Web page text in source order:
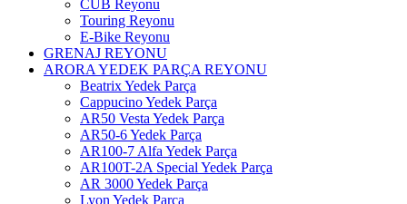
CUB Reyonu
Touring Reyonu
E-Bike Reyonu
GRENAJ REYONU
ARORA YEDEK PARÇA REYONU
Beatrix Yedek Parça
Cappucino Yedek Parça
AR50 Vesta Yedek Parça
AR50-6 Yedek Parça
AR100-7 Alfa Yedek Parça
AR100T-2A Special Yedek Parça
AR 3000 Yedek Parça
Lyon Yedek Parça